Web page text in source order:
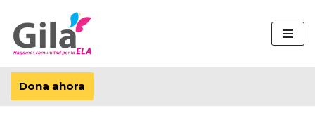
Saltar
al
contenido
Dona ahora